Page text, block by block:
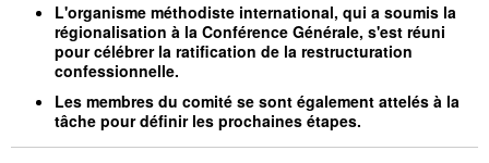
L'organisme méthodiste international, qui a soumis la
régionalisation à la Conférence Générale, s'est réuni
pour célébrer la ratification de la restructuration
confessionnelle.
Les membres du comité se sont également attelés à la
tâche pour définir les prochaines étapes.